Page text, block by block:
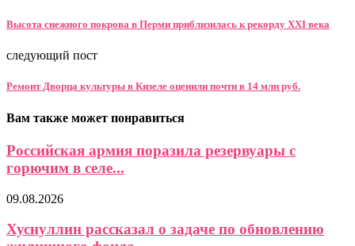
Высота снежного покрова в Перми приблизилась к рекорду XXI века
следующий пост
Ремонт Дворца культуры в Кизеле оценили почти в 14 млн руб.
Вам также может понравиться
Российская армия поразила резервуары с
горючим в селе...
09.08.2026
Хуснуллин рассказал о задаче по обновлению